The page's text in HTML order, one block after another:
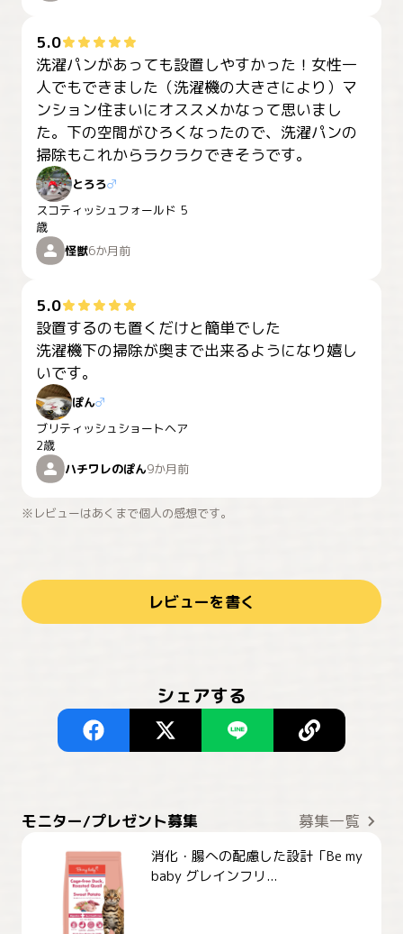
5.0
洗濯パンがあっても設置しやすかった！女性一
人でもできました（洗濯機の大きさにより）マ
ンション住まいにオススメかなって思いまし
た。下の空間がひろくなったので、洗濯パンの
掃除もこれからラクラクできそうです。
とろろ♂
スコティッシュフォールド 5
歳
怪獣6か月前
5.0
設置するのも置くだけと簡単でした
洗濯機下の掃除が奥まで出来るようになり嬉し
ぽん♂
ブリティッシュショートヘア
2歳
ハチワレのぽん9か月前
※レビューはあくまで個人の感想です。
レビューを書く
シェアする
モニター/プレゼント募集 募集一覧
消化・腸への配慮した設計「Be my
baby グレインフリ...